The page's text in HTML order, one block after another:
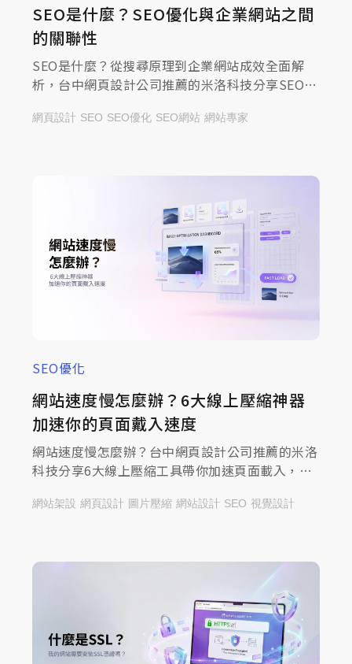
SEO是什麼？SEO優化與企業網站之間
的關聯性
SEO是什麼？從搜尋原理到企業網站成效全面解
析，台中網頁設計公司推薦的米洛科技分享SEO優
升流量的方法！
網頁設計 SEO SEO優化 SEO網站 網站專家
SEO優化
網站速度慢怎麼辦？6大線上壓縮神器
加速你的頁面戴入速度
網站速度慢怎麼辦？台中網頁設計公司推薦的米洛
科技分享6大線上壓縮工具帶你加速頁面載入，一
網站架設 網頁設計 圖片壓縮 網站設計 SEO 視覺設計